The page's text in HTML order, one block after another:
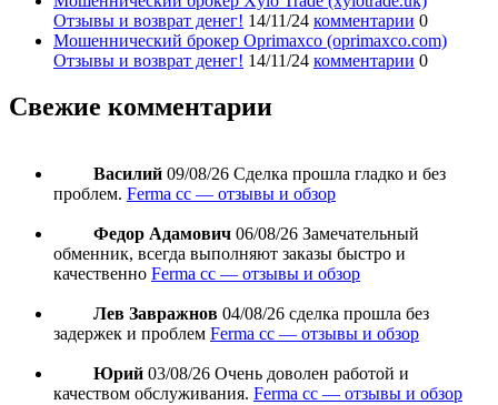
Отзывы и возврат денег! 14/11/24 комментарии 0
Мошеннический брокер Oprimaxco (oprimaxco.com)
Отзывы и возврат денег! 14/11/24 комментарии 0
Свежие комментарии
Василий 09/08/26 Сделка прошла гладко и без
проблем. Ferma cc — отзывы и обзор
Федор Адамович 06/08/26 Замечательный
обменник, всегда выполняют заказы быстро и
качественно Ferma cc — отзывы и обзор
Лев Завражнов 04/08/26 сделка прошла без
задержек и проблем Ferma cc — отзывы и обзор
Юрий 03/08/26 Очень доволен работой и
качеством обслуживания. Ferma cc — отзывы и обзор